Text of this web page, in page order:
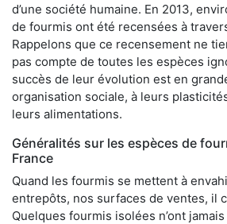
d’une société humaine. En 2013,
de fourmis ont été recensées à
Rappelons que ce recensement ne
pas compte de toutes les espèces
succès de leur évolution est en
organisation sociale, à leurs
leurs alimentations.
Généralités sur les espèces de
France
Quand les fourmis se mettent à
entrepôts, nos surfaces de ventes, il
Quelques fourmis isolées n’ont